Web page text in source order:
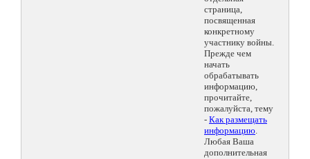
страница,
посвященная
конкретному
участнику войны.
Прежде чем
начать
обрабатывать
информацию,
прочитайте,
пожалуйста, тему
- Как размещать
информацию.
Любая Ваша
дополнительная